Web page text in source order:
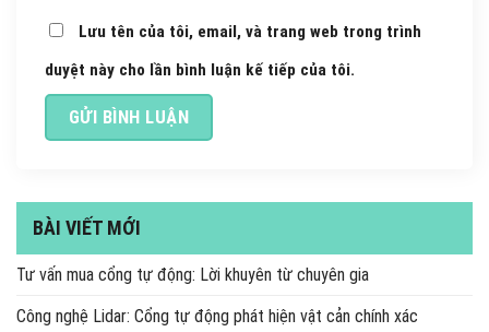
Lưu tên của tôi, email, và trang web trong trình
duyệt này cho lần bình luận kế tiếp của tôi.
BÀI VIẾT MỚI
Tư vấn mua cổng tự động: Lời khuyên từ chuyên gia
Công nghệ Lidar: Cổng tự động phát hiện vật cản chính xác